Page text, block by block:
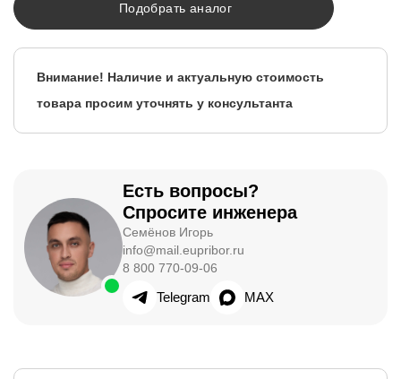
Подобрать аналог
Внимание! Наличие и актуальную стоимость
товара просим уточнять у консультанта
Есть вопросы?
Спросите инженера
Семёнов Игорь
info@mail.eupribor.ru
8 800 770-09-06
Telegram MAX